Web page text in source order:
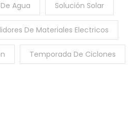
Agua Solución Solar
De Materiales Electricos
Temporada De Ciclones